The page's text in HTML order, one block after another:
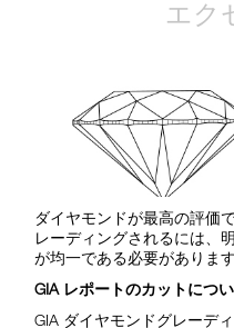
ダイヤモンドが最高の評価
レーディングされるには、
が均一である必要があります
GIA レポートのカットにつ
GIA ダイヤモンドグレーデ